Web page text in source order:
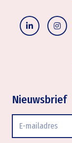
Nieuwsbrief